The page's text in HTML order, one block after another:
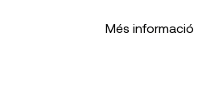
Més informació